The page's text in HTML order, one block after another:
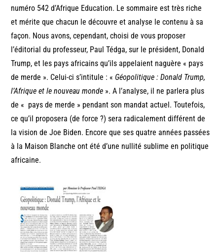
numéro 542 d’Afrique Education. Le sommaire est très riche
et mérite que chacun le découvre et analyse le contenu à sa
façon. Nous avons, cependant, choisi de vous proposer
l’éditorial du professeur, Paul Tédga, sur le président, Donald
Trump, et les pays africains qu’ils appelaient naguère « pays
de merde ». Celui-ci s’intitule : « Géopolitique : Donald Trump,
l’Afrique et le nouveau monde ». A l’analyse, il ne parlera plus
de « pays de merde » pendant son mandat actuel. Toutefois,
ce qu’il proposera (de force ?) sera radicalement différent de
la vision de Joe Biden. Encore que ses quatre années passées
à la Maison Blanche ont été d’une nullité sublime en politique
africaine.